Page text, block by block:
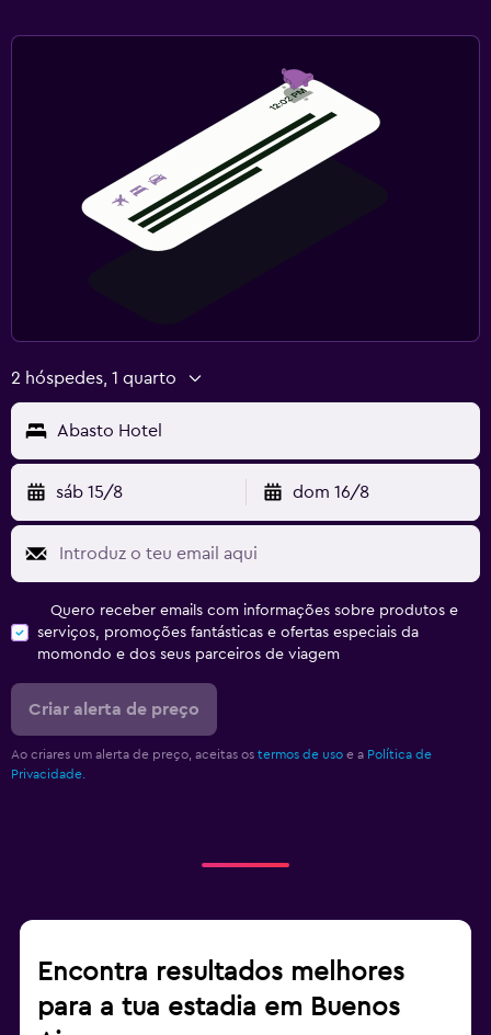
2 hóspedes, 1 quarto
Abasto Hotel
sáb 15/8 dom 16/8
Quero receber emails com informações sobre produtos e
serviços, promoções fantásticas e ofertas especiais da
momondo e dos seus parceiros de viagem
Criar alerta de preço
Ao criares um alerta de preço, aceitas os termos de uso e a Política de
Privacidade.
Encontra resultados melhores
para a tua estadia em Buenos